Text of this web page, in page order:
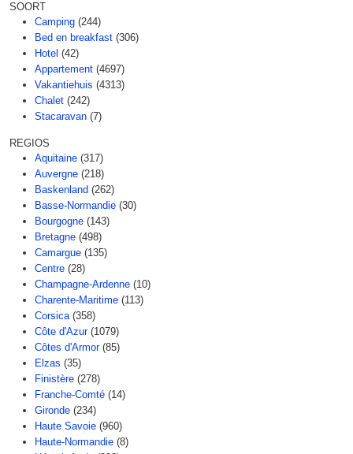
SOORT
Camping (244)
Bed en breakfast (306)
Hotel (42)
Appartement (4697)
Vakantiehuis (4313)
Chalet (242)
Stacaravan (7)
REGIOS
Aquitaine (317)
Auvergne (218)
Baskenland (262)
Basse-Normandie (30)
Bourgogne (143)
Bretagne (498)
Camargue (135)
Centre (28)
Champagne-Ardenne (10)
Charente-Maritime (113)
Corsica (358)
Côte d'Azur (1079)
Côtes d'Armor (85)
Elzas (35)
Finistère (278)
Franche-Comté (14)
Gironde (234)
Haute Savoie (960)
Haute-Normandie (8)